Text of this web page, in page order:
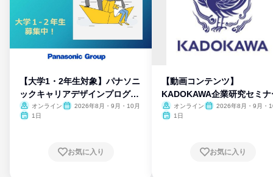
【大学1・2年生対象】パナソニ
ックキャリアデザインプログラ
ム
オンライン
2026年8月・9月・10月
1日
お気に入り
【動画コンテンツ】
KADOKAWA企業研究セミナ
オンライン
2026年8月・9月・
1日
お気に入り